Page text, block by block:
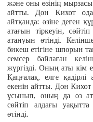
және оны өзінің мырзасы
айтты. Дон Кихот
айтқанда: өзіне деген
атағын тіркеуін,
атануын өтінді.
бикеш етігіне шпорын
семсер байлаған
жүргізді. Оның аты кім
Қаңғалақ, елге
екенін айтты. Дон
ұсынып, оның да өз
сөйтіп алдағы
өтінді.